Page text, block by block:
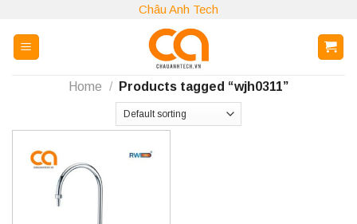
content
Châu Anh Tech
Home / Products tagged “wjh0311”